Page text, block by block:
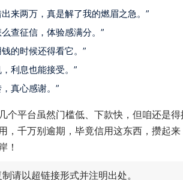
来两万，真是解了我的燃眉之急。”
查征信，体验感满分。”
的时候还得看它。”
利息也能接受。”
真心感谢。”
个平台虽然门槛低、下款快，但咱还是得
，千万别逾期，毕竟信用这东西，攒起来
！
请以超链接形式并注明出处。